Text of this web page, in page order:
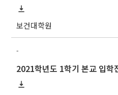
보건대학원
-